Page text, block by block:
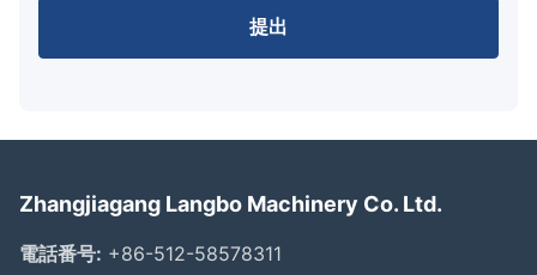
提出
Zhangjiagang Langbo Machinery Co. Ltd.
電話番号: +86-512-58578311